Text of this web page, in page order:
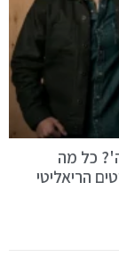
אישה'? כל מה
הריאליטי